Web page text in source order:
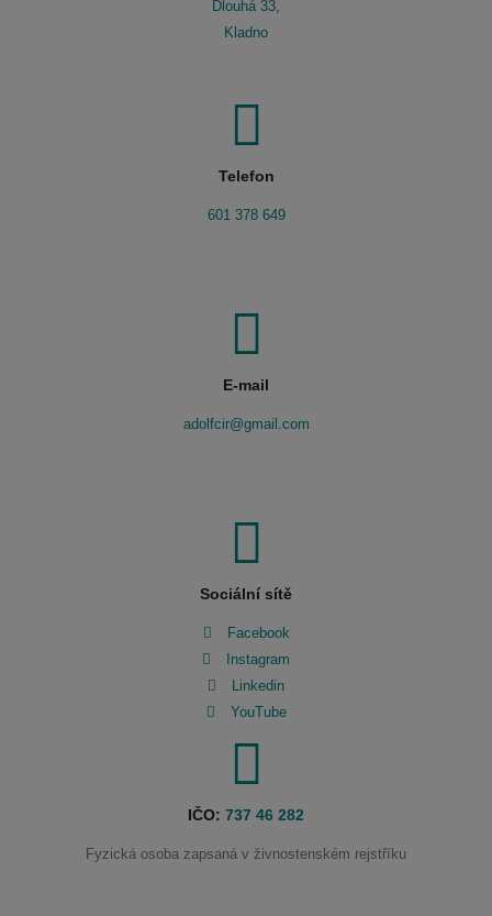
Dlouhá 33,
Kladno
Telefon
601 378 649
E-mail
adolfcir@gmail.com
Sociální sítě
Facebook
Instagram
Linkedin
YouTube
IČO: 737 46 282
Fyzická osoba zapsaná v živnostenském rejstříku